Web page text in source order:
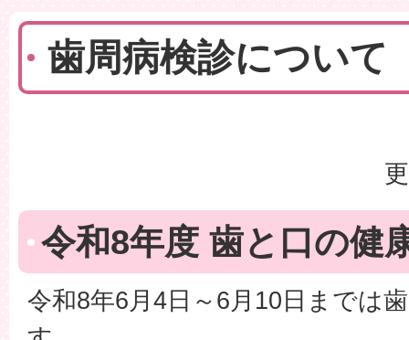
歯周病検診について
令和8年度 歯と口の健
令和8年6月4日～6月10日までは